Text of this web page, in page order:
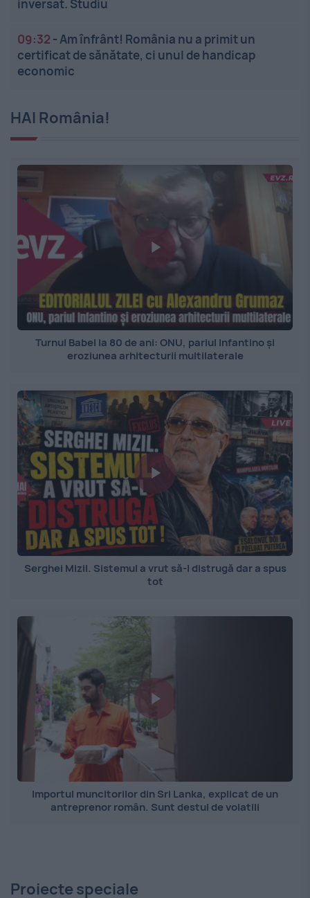
inversat. Studiu
09:32 -Am înfrânt! România nu a primit un
certificat de sănătate, ci unul de handicap
economic
HAI România!
Turnul Babel la 80 de ani: ONU, pariul Infantino și
eroziunea arhitecturii multilaterale
Serghei Mizil. Sistemul a vrut să-l distrugă dar a spus
tot
Importul muncitorilor din Sri Lanka, explicat de un
antreprenor român. Sunt destul de volatili
Proiecte speciale